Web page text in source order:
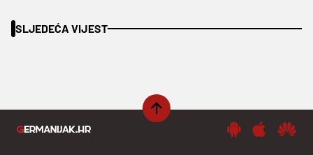
SLJEDEĆA VIJEST